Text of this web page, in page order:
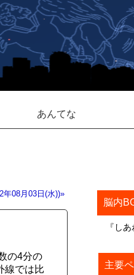
あんてな
年08月03日(水))»
の4分の
線では比
脳内
『しあ
主要